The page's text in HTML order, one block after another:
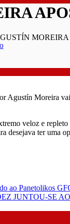
MOREIRA
Agustín Moreira
veloz e
desejava ter uma
ao Panetolikos
JUNTOU-SE